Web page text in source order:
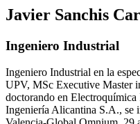
Javier Sanchis
Ingeniero Industrial
Ingeniero Industrial en la
UPV, MSc Executive Master
doctorando en
Ingeniería Alicantina S.A., se